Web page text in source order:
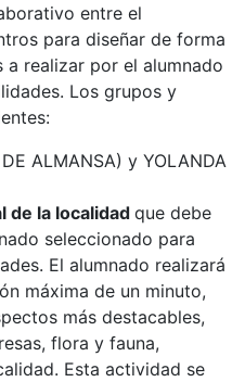
entre el
para diseñar de forma
a realizar por el alumnado
Los grupos y
ALMANSA) y YOLANDA
de la localidad que debe
seleccionado para
El alumnado realizará
máxima de un minuto,
más destacables,
flora y fauna,
Esta actividad se